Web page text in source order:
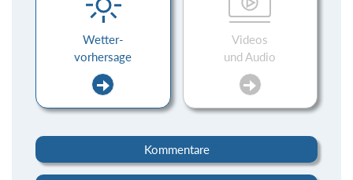
Wetter-
vorhersage
Videos
und Audio
Kommentare